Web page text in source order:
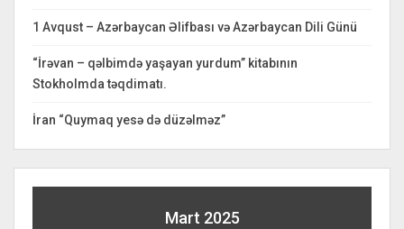
1 Avqust – Azərbaycan Əlifbası və Azərbaycan Dili Günü
“İrəvan – qəlbimdə yaşayan yurdum” kitabının
Stokholmda təqdimatı.
İran “Quymaq yesə də düzəlməz”
Mart 2025